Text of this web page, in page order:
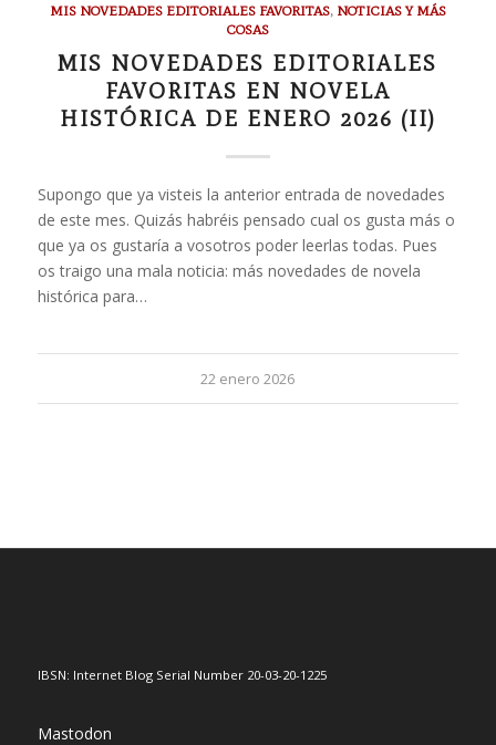
MIS NOVEDADES EDITORIALES FAVORITAS, NOTICIAS Y MÁS
COSAS
MIS NOVEDADES EDITORIALES
FAVORITAS EN NOVELA
HISTÓRICA DE ENERO 2026 (II)
Supongo que ya visteis la anterior entrada de novedades
de este mes. Quizás habréis pensado cual os gusta más o
que ya os gustaría a vosotros poder leerlas todas. Pues
os traigo una mala noticia: más novedades de novela
histórica para…
22 enero 2026
IBSN: Internet Blog Serial Number 20-03-20-1225
Mastodon